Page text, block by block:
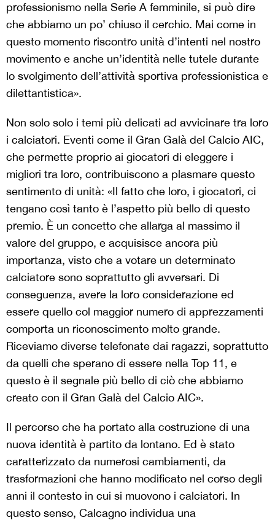
professionismo nella Serie A femminile, si può dire
che abbiamo un po’ chiuso il cerchio. Mai come in
questo momento riscontro unità d’intenti nel nostro
movimento e anche un’identità nelle tutele durante
lo svolgimento dell’attività sportiva professionistica e
dilettantistica».
Non solo solo i temi più delicati ad avvicinare tra loro
i calciatori. Eventi come il Gran Galà del Calcio AIC,
che permette proprio ai giocatori di eleggere i
migliori tra loro, contribuiscono a plasmare questo
sentimento di unità: «Il fatto che loro, i giocatori, ci
tengano così tanto è l’aspetto più bello di questo
premio. È un concetto che allarga al massimo il
valore del gruppo, e acquisisce ancora più
importanza, visto che a votare un determinato
calciatore sono soprattutto gli avversari. Di
conseguenza, avere la loro considerazione ed
essere quello col maggior numero di apprezzamenti
comporta un riconoscimento molto grande.
Riceviamo diverse telefonate dai ragazzi, soprattutto
da quelli che sperano di essere nella Top 11, e
questo è il segnale più bello di ciò che abbiamo
creato con il Gran Galà del Calcio AIC».
Il percorso che ha portato alla costruzione di una
nuova identità è partito da lontano. Ed è stato
caratterizzato da numerosi cambiamenti, da
trasformazioni che hanno modificato nel corso degli
anni il contesto in cui si muovono i calciatori. In
questo senso, Calcagno individua una